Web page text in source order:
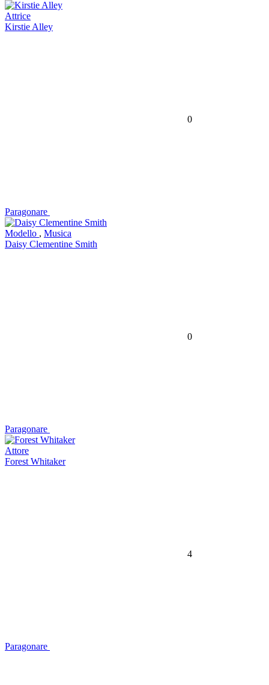
Attrice
Kirstie Alley
0
Paragonare
Modello , Musica
Daisy Clementine Smith
0
Paragonare
Attore
Forest Whitaker
4
Paragonare